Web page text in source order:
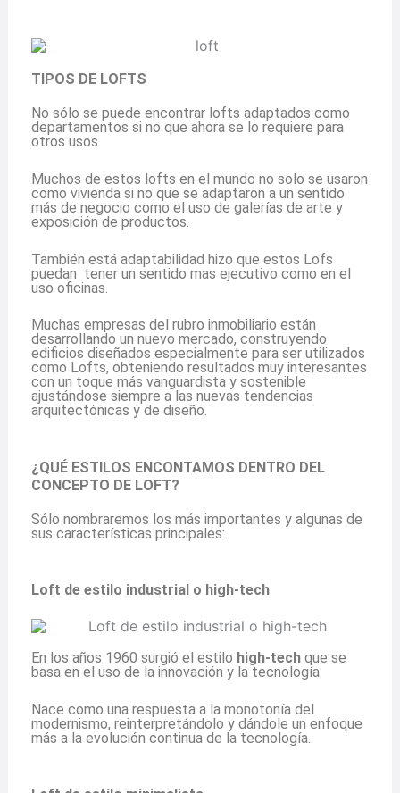
TIPOS DE LOFTS
No sólo se puede encontrar lofts adaptados como
departamentos si no que ahora se lo requiere para
otros usos.
Muchos de estos lofts en el mundo no solo se usaron
como vivienda si no que se adaptaron a un sentido
más de negocio como el uso de galerías de arte y
exposición de productos.
También está adaptabilidad hizo que estos Lofs
puedan tener un sentido mas ejecutivo como en el
uso oficinas.
Muchas empresas del rubro inmobiliario están
desarrollando un nuevo mercado, construyendo
edificios diseñados especialmente para ser utilizados
como Lofts, obteniendo resultados muy interesantes
con un toque más vanguardista y sostenible
ajustándose siempre a las nuevas tendencias
arquitectónicas y de diseño.
¿QUÉ ESTILOS ENCONTAMOS DENTRO DEL
CONCEPTO DE LOFT?
Sólo nombraremos los más importantes y algunas de
sus características principales:
Loft de estilo industrial o high-tech
En los años 1960 surgió el estilo high-techque se
basa en el uso de la innovación y la tecnología.
Nace como una respuesta a la monotonía del
modernismo, reinterpretándolo y dándole un enfoque
más a la evolución continua de la tecnología..